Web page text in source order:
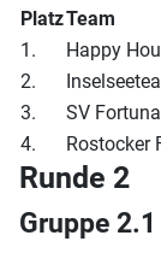
PlatzTeam
1.
Happy
2.
3.
SV
4.
Rostocker
Runde 2
Gruppe 2.1